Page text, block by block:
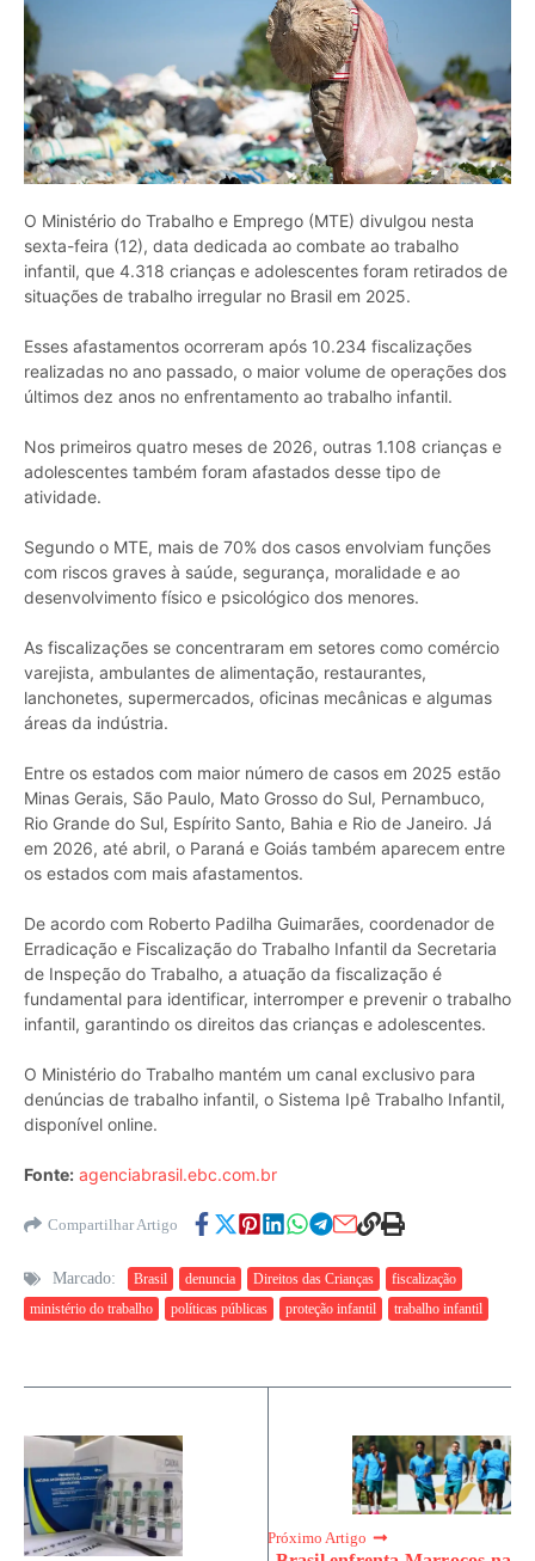
O Ministério do Trabalho e Emprego (MTE) divulgou nesta
sexta-feira (12), data dedicada ao combate ao trabalho
infantil, que 4.318 crianças e adolescentes foram retirados de
situações de trabalho irregular no Brasil em 2025.
Esses afastamentos ocorreram após 10.234 fiscalizações
realizadas no ano passado, o maior volume de operações dos
últimos dez anos no enfrentamento ao trabalho infantil.
Nos primeiros quatro meses de 2026, outras 1.108 crianças e
adolescentes também foram afastados desse tipo de
atividade.
Segundo o MTE, mais de 70% dos casos envolviam funções
com riscos graves à saúde, segurança, moralidade e ao
desenvolvimento físico e psicológico dos menores.
As fiscalizações se concentraram em setores como comércio
varejista, ambulantes de alimentação, restaurantes,
lanchonetes, supermercados, oficinas mecânicas e algumas
áreas da indústria.
Entre os estados com maior número de casos em 2025 estão
Minas Gerais, São Paulo, Mato Grosso do Sul, Pernambuco,
Rio Grande do Sul, Espírito Santo, Bahia e Rio de Janeiro. Já
em 2026, até abril, o Paraná e Goiás também aparecem entre
os estados com mais afastamentos.
De acordo com Roberto Padilha Guimarães, coordenador de
Erradicação e Fiscalização do Trabalho Infantil da Secretaria
de Inspeção do Trabalho, a atuação da fiscalização é
fundamental para identificar, interromper e prevenir o trabalho
infantil, garantindo os direitos das crianças e adolescentes.
O Ministério do Trabalho mantém um canal exclusivo para
denúncias de trabalho infantil, o Sistema Ipê Trabalho Infantil,
disponível online.
Fonte: agenciabrasil.ebc.com.br
Compartilhar Artigo
Marcado: Brasil denuncia Direitos das Crianças
fiscalização
ministério do trabalho
políticas públicas proteção infantil trabalho infantil
Próximo Artigo